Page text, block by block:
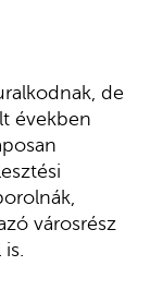
de
években
városrész